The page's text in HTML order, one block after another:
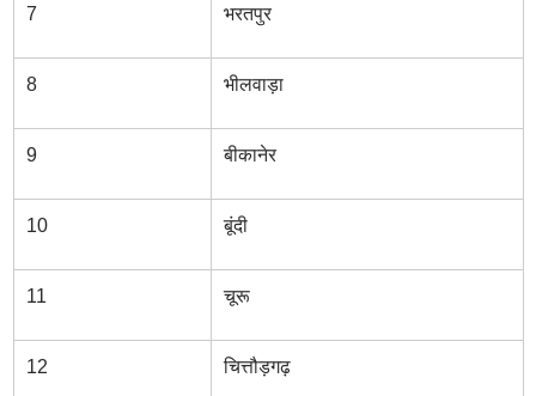
7 भरतपुर
8 भीलवाड़ा
9 बीकानेर
10 बूंदी
11 चूरू
12 चित्तौड़गढ़